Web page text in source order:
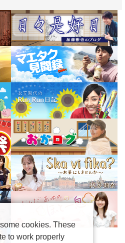
cookies. These
to work properly